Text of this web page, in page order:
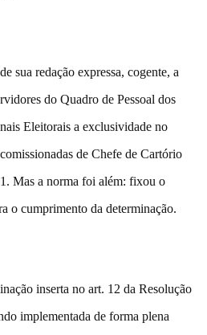
expressa, cogente, a
do Quadro de Pessoal dos
Eleitorais a exclusividade no
de Chefe de Cartório
Mas a norma foi além: fixou o
o cumprimento da determinação.
inserta no art. 12 da Resolução
implementada de forma plena